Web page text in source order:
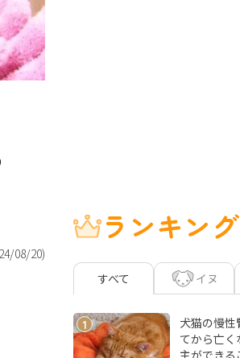
08/20)
ランキング
すべて イヌ
1
犬猫の慢
てから亡く
主ができ